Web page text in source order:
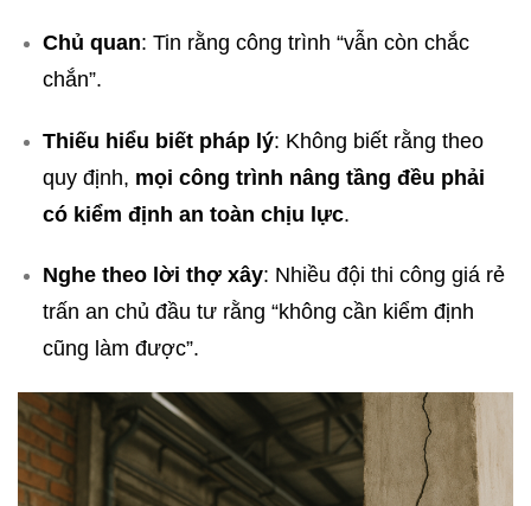
Chủ quan: Tin rằng công trình “vẫn còn chắc
chắn”.
Thiếu hiểu biết pháp lý: Không biết rằng theo
quy định, mọi công trình nâng tầng đều phải
có kiểm định an toàn chịu lực.
Nghe theo lời thợ xây: Nhiều đội thi công giá rẻ
trấn an chủ đầu tư rằng “không cần kiểm định
cũng làm được”.